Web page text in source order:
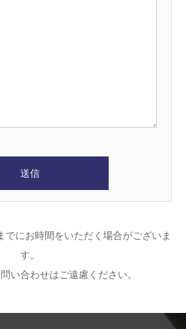
にお時間をいただく場合がございま
す。
い合わせはご遠慮ください。